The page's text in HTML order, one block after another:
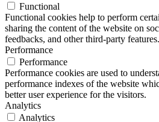
Functional
Functional cookies help to perform
sharing the content of the website on
feedbacks, and other third-party features.
Performance
Performance
Performance cookies are used to
performance indexes of the website
better user experience for the visitors.
Analytics
Analytics